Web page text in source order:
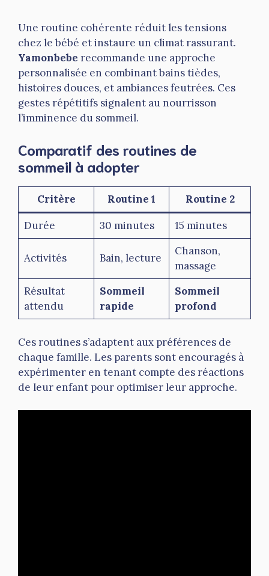
Une routine cohérente réduit les tensions
chez le bébé et instaure un climat rassurant.
Yamonbebe recommande une approche
personnalisée en combinant bains tièdes,
histoires douces, et ambiances feutrées. Ces
gestes répétitifs signalent au nourrisson
l’imminence du sommeil.
Comparatif des routines de
sommeil à adopter
Critère Routine 1
Routine 2
Durée
30 minutes 15 minutes
Activités Bain, lecture
Chanson,
massage
Résultat
attendu
Sommeil
rapide
Sommeil
profond
Ces routines s’adaptent aux préférences de
chaque famille. Les parents sont encouragés à
expérimenter en tenant compte des réactions
de leur enfant pour optimiser leur approche.